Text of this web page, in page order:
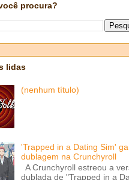
procura?
lidas
(nenhum título)
'Trapped in a Dating Sim'
dublagem na Crunchyroll
A Crunchyroll estreou a
dublada de "Trapped in a